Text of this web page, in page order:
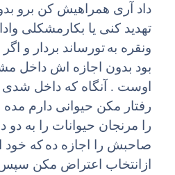
داد آری همراهیش کن برو
تهدید کنی یا بکارمشکلی
ونقره بهتورساند بردار و
بود بدون اجازه اش داخل
اوست . آنگاه که داخل شدی
رفتار مکن حیوانی دارم مده
را مرنجان حیوانات را به
صاحبش را اجازه دهکه خود
ازانتخاب اعتراض مکن سپس